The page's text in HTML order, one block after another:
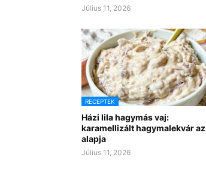
Július 11, 2026
RECEPTEK
Házi lila hagymás vaj:
karamellizált hagymalekvár az
alapja
Július 11, 2026